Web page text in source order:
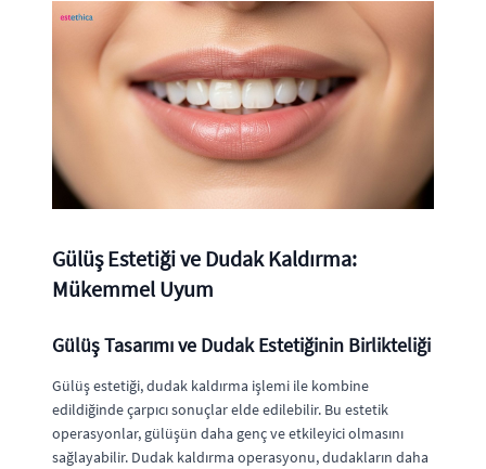
Gülüş Estetiği ve Dudak Kaldırma:
Mükemmel Uyum
Gülüş Tasarımı ve Dudak Estetiğinin Birlikteliği
Gülüş estetiği, dudak kaldırma işlemi ile kombine
edildiğinde çarpıcı sonuçlar elde edilebilir. Bu estetik
operasyonlar, gülüşün daha genç ve etkileyici olmasını
sağlayabilir. Dudak kaldırma operasyonu, dudakların daha